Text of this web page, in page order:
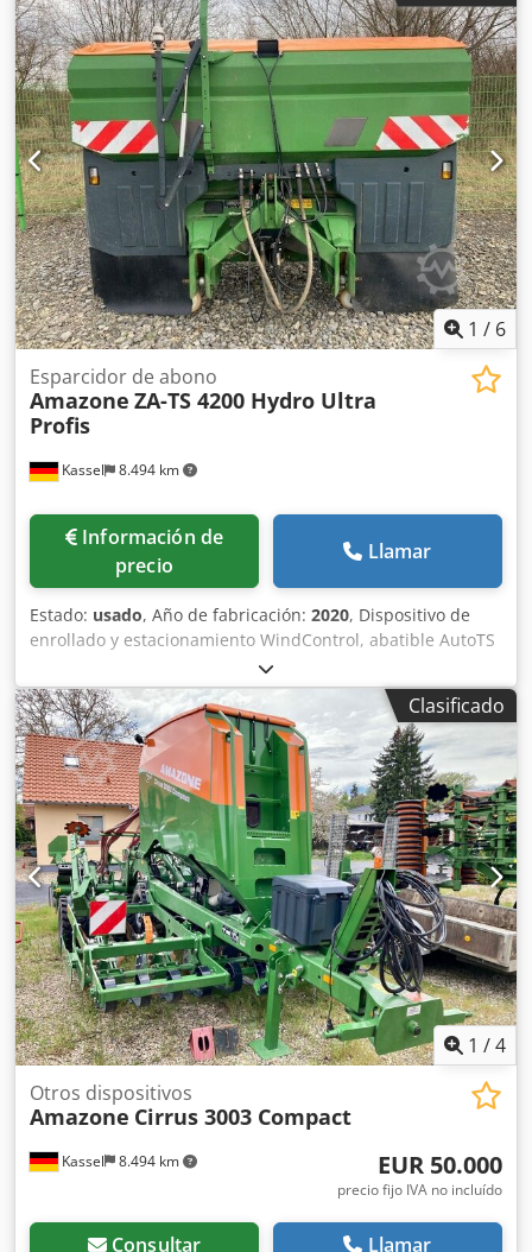
electrónica de rodadas / válvula de control y rodado
hidráulico. Dsdpfxstgpggo Ak Eekr
1 / 6
Kassel 8.494 km
Esparcidor de abono
Amazone ZA-TS 4200 Hydro Ultra
Profis
Información de
precio
Llamar
Estado: usado, Año de fabricación: 2020, Dispositivo de
enrollado y estacionamiento WindControl, abatible AutoTS
en ambos lados / Barrera de protección de tubos en L
Sensor de inclinación para sistema de pesaje FlowCheck
Alfombrillas EasyCheck, 16 unidades / pieza Guardabarros
en L y escaleras Iluminación LED Lona enrollable de
cobertura L / Juego de palas esparcidoras TS Dkodorxr
Uyspfx Ak Eer
Clasificado
1 /4
Kassel 8.494 km
Otros dispositivos
Amazone Cirrus 3003 Compact
EUR 50.000
precio fijo IVA no incluído
Consultar Llamar